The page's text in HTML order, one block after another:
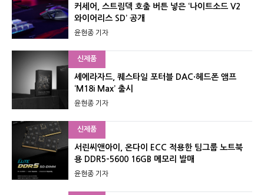
커세어, 스트림덱 호출 버튼 넣은 ‘나이트소드 V2
와이어리스 SD’ 공개
윤현종 기자
신제품
셰에라자드, 퀘스타일 포터블 DAC·헤드폰 앰프
‘M18i Max’ 출시
윤현종 기자
신제품
서린씨앤아이, 온다이 ECC 적용한 팀그룹 노트북
용 DDR5-5600 16GB 메모리 발매
윤현종 기자